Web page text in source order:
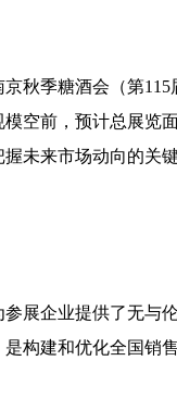
京秋季糖酒会 （第115
空前，预计总展览
未来市场动向的关键
展企业提供了无与
构建和优化全国销